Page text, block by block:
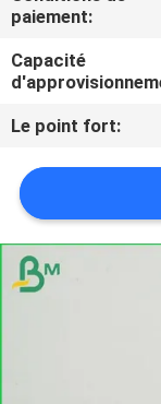
NOUS
NOUVELLES
LES
AFFAIRES
paiement:
Capacité
Le point fort: